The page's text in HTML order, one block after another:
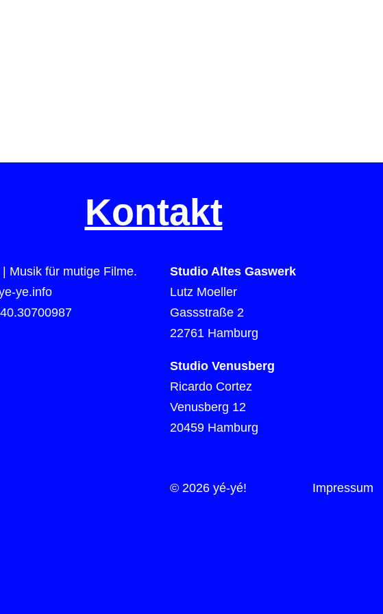
Kontakt
| Musik für mutige Filme.
ye.info
Studio Altes Gaswerk
Lutz Moeller
Gassstraße 2
22761 Hamburg
Studio Venusberg
Ricardo Cortez
Venusberg 12
20459 Hamburg
© 2026 yé-yé! Impressum